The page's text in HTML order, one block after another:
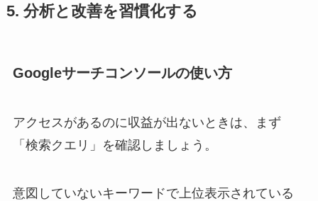
5. 分析と改善を習慣化する
Googleサーチコンソールの使い方
アクセスがあるのに収益が出ないときは、まず
「検索クエリ」を確認しましょう。
意図していないキーワードで上位表示されている